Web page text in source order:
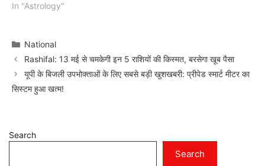
In "Astrology"
Categories
National
Rashifal: 13 मई से चमकेगी इन 5 राशियों की किस्मत, बरसेगा खूब पैसा
यूपी के बिजली उपभोक्ताओं के लिए सबसे बड़ी खुशखबरी: प्रीपेड स्मार्ट मीटर का
सिस्टम हुआ खत्म!
Search
Search